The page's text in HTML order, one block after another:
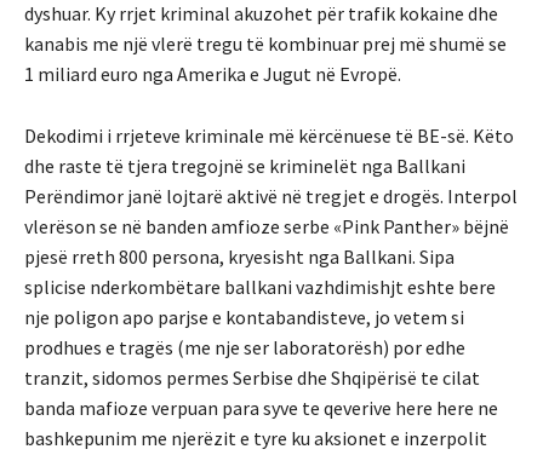
dyshuar. Ky rrjet kriminal akuzohet për trafik kokaine dhe
kanabis me një vlerë tregu të kombinuar prej më shumë se
1 miliard euro nga Amerika e Jugut në Evropë.
Dekodimi i rrjeteve kriminale më kërcënuese të BE-së. Këto
dhe raste të tjera tregojnë se kriminelët nga Ballkani
Perëndimor janë lojtarë aktivë në tregjet e drogës. Interpol
vlerëson se në banden amfioze serbe «Pink Panther» bëjnë
pjesë rreth 800 persona, kryesisht nga Ballkani. Sipa
splicise nderkombëtare ballkani vazhdimishjt eshte bere
nje poligon apo parjse e kontabandisteve, jo vetem si
prodhues e tragës (me nje ser laboratorësh) por edhe
tranzit, sidomos permes Serbise dhe Shqipërisë te cilat
banda mafioze verpuan para syve te qeverive here here ne
bashkepunim me njerëzit e tyre ku aksionet e inzerpolit